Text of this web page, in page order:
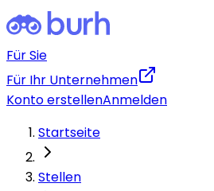
Für Sie
Für Ihr Unternehmen
Konto erstellenAnmelden
Startseite
Stellen